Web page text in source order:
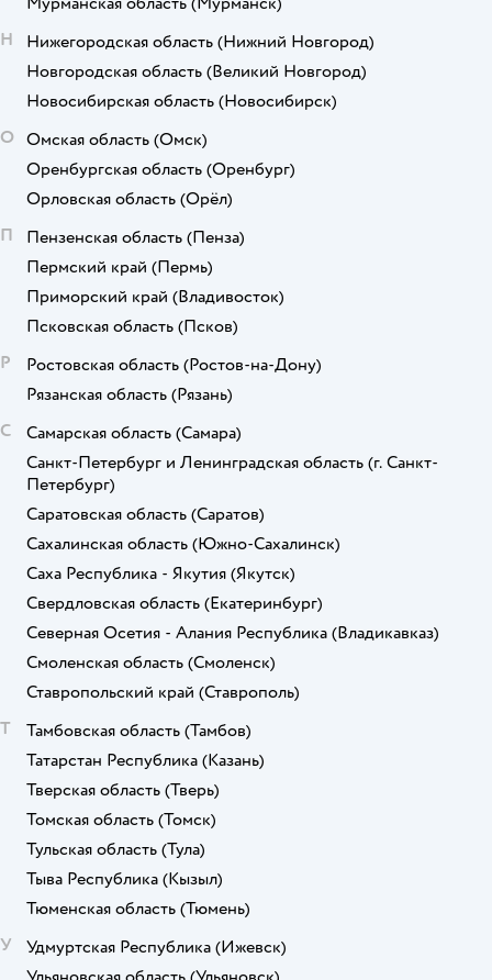
Н
Нижегородская область (Нижний Новгород)
Новгородская область (Великий Новгород)
Новосибирская область (Новосибирск)
О Омская область (Омск)
Оренбургская область (Оренбург)
Орловская область (Орёл)
П
Пензенская область (Пенза)
Пермский край (Пермь)
Приморский край (Владивосток)
Псковская область (Псков)
Р
Ростовская область (Ростов-на-Дону)
Рязанская область (Рязань)
С
Самарская область (Самара)
Санкт-Петербург и Ленинградская область (г. Санкт-
Петербург)
Саратовская область (Саратов)
Сахалинская область (Южно-Сахалинск)
Саха Республика - Якутия (Якутск)
Свердловская область (Екатеринбург)
Северная Осетия - Алания Республика (Владикавказ)
Смоленская область (Смоленск)
Ставропольский край (Ставрополь)
Т
Тамбовская область (Тамбов)
Татарстан Республика (Казань)
Тверская область (Тверь)
Томская область (Томск)
Тульская область (Тула)
Тыва Республика (Кызыл)
Тюменская область (Тюмень)
У
Удмуртская Республика (Ижевск)